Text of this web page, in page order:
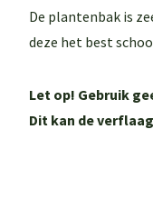
De plantenbak is
deze het best
Let op! Gebruik
Dit kan de